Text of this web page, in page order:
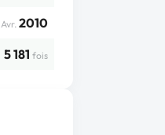
Avr. 2010
5 181 fois